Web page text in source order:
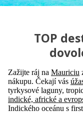
TOP
Zažijte ráj na Mauriciu
nákupu. Čekají vás
tyrkysové laguny,
indické, africké a
Indického oceánu s